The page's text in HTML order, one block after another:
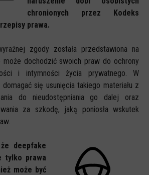
chronionych przez Kodeks
prawa.
zgody została przedstawiona na
może dochodzić swoich praw do ochrony
i intymności życia prywatnego. W
się usunięcia takiego materiału z
do nieudostępniania go dalej oraz
za szkodę, jaką poniosła wskutek
deepfake
tylko prawa
może być